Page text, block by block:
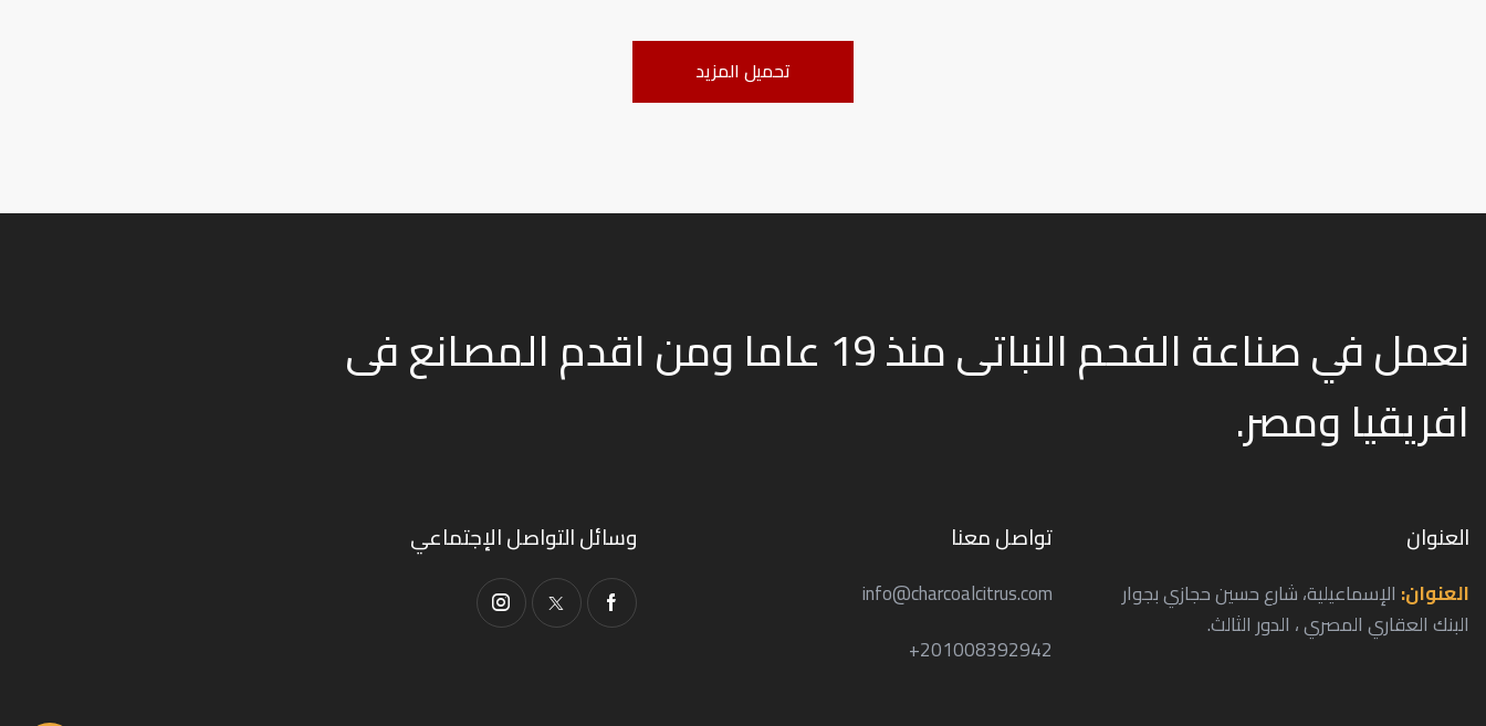
تحميل المزيد
نعمل في صناعة الفحم النباتى منذ 19 عاما ومن اقدم المصانع فى
افريقيا ومصر.
العنوان
العنوان: الإسماعيلية، شارع حسين حجازي بجوار
البنك العقاري المصري ، الدور الثالث.
تواصل معنا
info@charcoalcitrus.com
201008392942+
وسائل التواصل الإجتماعي